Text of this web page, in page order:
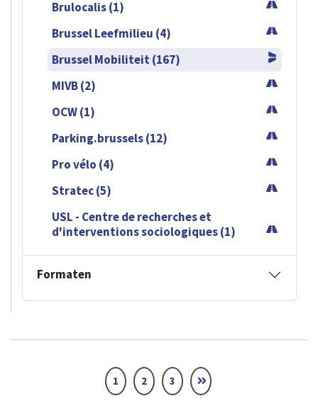
Brulocalis (1)
Brussel Leefmilieu (4)
Brussel Mobiliteit (167)
MIVB (2)
OCW (1)
Parking.brussels (12)
Pro vélo (4)
Stratec (5)
USL - Centre de recherches et
d'interventions sociologiques (1)
Formaten
1 2 3